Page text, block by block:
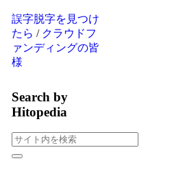
誤字脱字を見つけ
たら / クラウドフ
ァンディングの皆
様
Search by
Hitopedia